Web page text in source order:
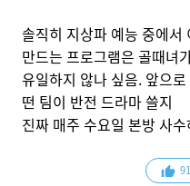
솔직히 지상파 예능 중에서
만드는 프로그램은 골때녀
유일하지 않나 싶음. 앞으
떤 팀이 반전 드라마 쓸지
진짜 매주 수요일 본방 사
91